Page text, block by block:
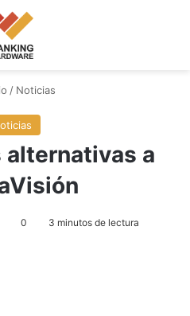
/ Noticias
alternativas a
0 3 minutos de lectura